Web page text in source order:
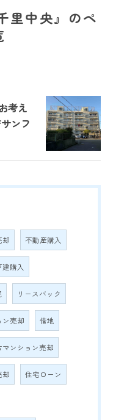
里中央』のペ
考え
ンフ
却 不動産購入
建購入
リースバック
ン売却 借地
ンション売却
却 住宅ローン